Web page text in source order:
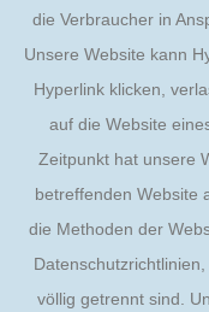
die Verbraucher in
Unsere Website kann
Hyperlink klicken,
auf die Website
Zeitpunkt hat unsere
betreffenden Website
die Methoden der
völlig getrennt sind.